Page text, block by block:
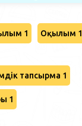
1 Оқылым 1
тапсырма 1
1